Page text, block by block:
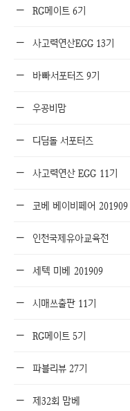
RG메이트 6기
사고력연산EGG 13기
바빠서포터즈 9기
우공비맘
디딤돌 서포터즈
사고력연산 EGG 11기
코베 베이비페어 201909
인천국제유아교육전
세텍 미베 201909
시매쓰출판 11기
RG메이트 5기
파블리뷰 27기
제32회 맘베